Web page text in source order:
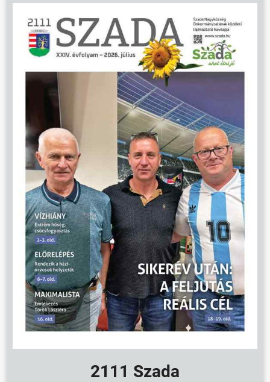
ÖNKORMÁNYZAT
ÜGYINTÉZÉS
KÖZÖSSÉG
HÍREK
VÁLASZTÁSOK
2111 Szada